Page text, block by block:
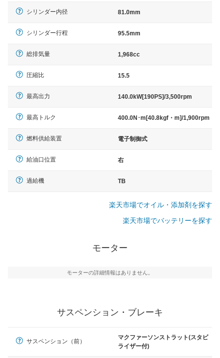
シリンダー内径 81.0mm
シリンダー行程 95.5mm
総排気量 1,968cc
圧縮比 15.5
最高出力 140.0kW[190PS]/3,500rpm
最高トルク 400.0N･m[40.8kgf・m]/1,900rpm
燃料供給装置 電子制御式
給油口位置 右
過給機 TB
楽天市場でオイル・添加剤を探す
楽天市場でバッテリーを探す
モーター
モーターの詳細情報はありません。
サスペンション・ブレーキ
サスペンション（前）
マクファーソンストラット(スタビ
ライザー付)